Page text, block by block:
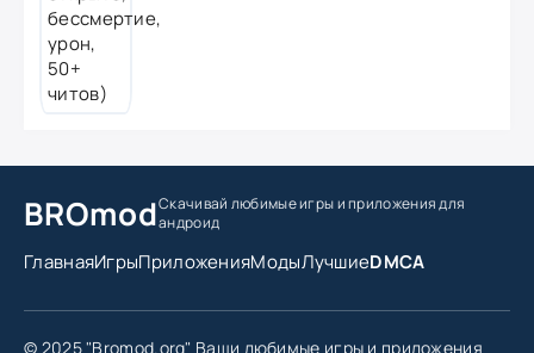
BROmodСкачивай любимые игрыи приложения для
андроид
ГлавнаяИгрыПриложенияМодыЛучшиеDMCA
© 2025 "Bromod.org" Ваши любимые игры и приложения